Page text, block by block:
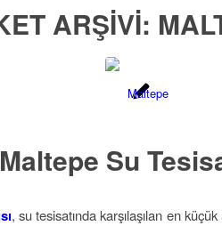
ARŞIVI:
Maltepe Su
, su tesisatında karşılaşılan en